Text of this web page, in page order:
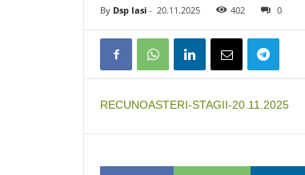
By Dsp Iasi - 20.11.2025 402 0
RECUNOASTERI-STAGII-20.11.2025